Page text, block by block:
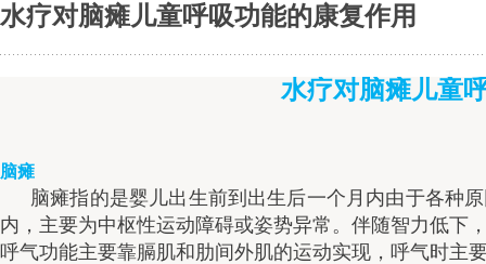
水疗对脑瘫儿童呼吸功能的康复作用
水疗对脑瘫儿童
脑瘫
脑瘫指的是婴儿出生前到出生后一个月内由于各种
内，主要为中枢性运动障碍或姿势异常。伴随智力低下
呼气功能主要靠膈肌和肋间外肌的运动实现，呼气时主